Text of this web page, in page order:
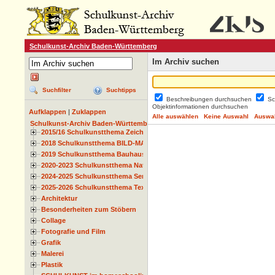
Schulkunst-Archiv Baden-Württemberg
Suchfilter Suchtipps
Aufklappen
Zuklappen
Schulkunst-Archiv Baden-Württemberg
2015/16 Schulkunstthema Zeichnen
2018 Schulkunstthema BILD-MATERIAL-OBJEKT
2019 Schulkunstthema Bauhaus
2020-2023 Schulkunstthema Natur und Zeit
2024-2025 Schulkunstthema Serie
2025-2026 Schulkunstthema Textil
Architektur
Besonderheiten zum Stöbern
Collage
Fotografie und Film
Grafik
Malerei
Plastik
Im Archiv suchen
Beschreibungen durchsuchen
Objektinformationen durchsuchen
Alle auswählen
Keine Auswahl